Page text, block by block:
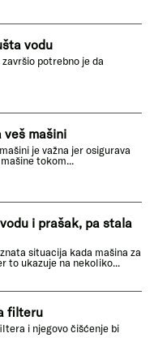
vodu
potrebno je da
veš mašini
je važna jer osigurava
tokom...
i prašak, pa stala
situacija kada mašina za
to ukazuje na nekoliko...
filteru
i njegovo čišćenje bi